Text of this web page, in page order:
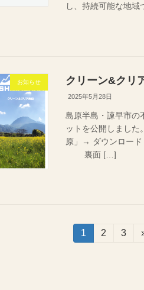
し、持続可能な地
お知らせ クリーン&クリ
2025年5月28日
島原半島・諫早市の
ットを公開しました
原」→ ダウンロー
裏面 […]
固
定
1
固
2
固
3